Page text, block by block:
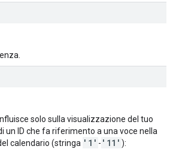
solo sulla visualizzazione del tuo
un ID che fa riferimento a una voce nella
calendario (stringa '1' - '11' ):